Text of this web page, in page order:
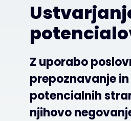
Z uporabo
prepoznavanje
potencialnih
njihovo